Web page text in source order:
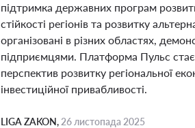
підтримка державних програм
стійкості регіонів та розвитку
організовані в різних областях,
підприємцями. Платформа Пульс
перспектив розвитку регіональної
інвестиційної привабливості.
LIGA ZAKON, 26 листопада 2025